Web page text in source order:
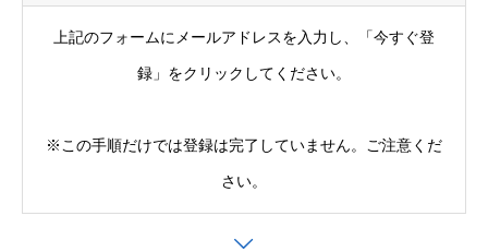
上記のフォームにメールアドレスを入力し、「今すぐ登
録」をクリックしてください。
※この手順だけでは登録は完了していません。ご注意くだ
さい。